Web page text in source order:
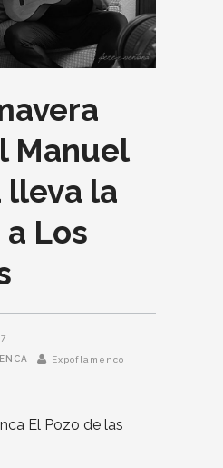
Manuel
lleva la
Los
Expoflamenco
El Pozo de las